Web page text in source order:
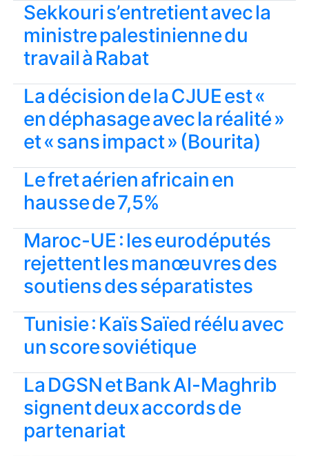
Sekkouri s’entretient avec la
ministre palestinienne du
travail à Rabat
La décision de la CJUE est «
en déphasage avec la réalité »
et « sans impact » (Bourita)
Le fret aérien africain en
hausse de 7,5%
Maroc-UE : les eurodéputés
rejettent les manœuvres des
soutiens des séparatistes
Tunisie : Kaïs Saïed réélu avec
un score soviétique
La DGSN et Bank Al-Maghrib
signent deux accords de
partenariat